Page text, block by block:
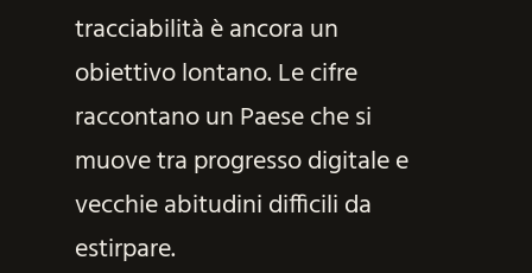
tracciabilità è ancora un
obiettivo lontano. Le cifre
raccontano un Paese che si
muove tra progresso digitale e
vecchie abitudini difficili da
estirpare.